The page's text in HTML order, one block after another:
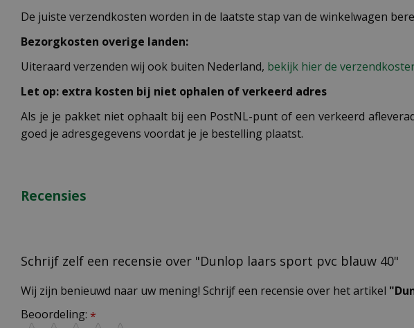
De juiste verzendkosten worden in de laatste stap van de winkelwagen
Bezorgkosten overige landen:
Uiteraard verzenden wij ook buiten Nederland, bekijk hier de
Let op: extra kosten bij niet ophalen of verkeerd adres
Als je je pakket niet ophaalt bij een PostNL-punt of een verkeerd
goed je adresgegevens voordat je je bestelling plaatst.
Recensies
Schrijf zelf een recensie over "Dunlop laars sport pvc blauw 40"
Wij zijn benieuwd naar uw mening! Schrijf een recensie over het artikel
Beoordeling: *